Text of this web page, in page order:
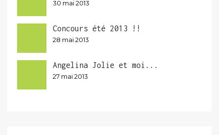
30 mai 2013
Concours été 2013 !!
28 mai 2013
Angelina Jolie et moi...
27 mai 2013